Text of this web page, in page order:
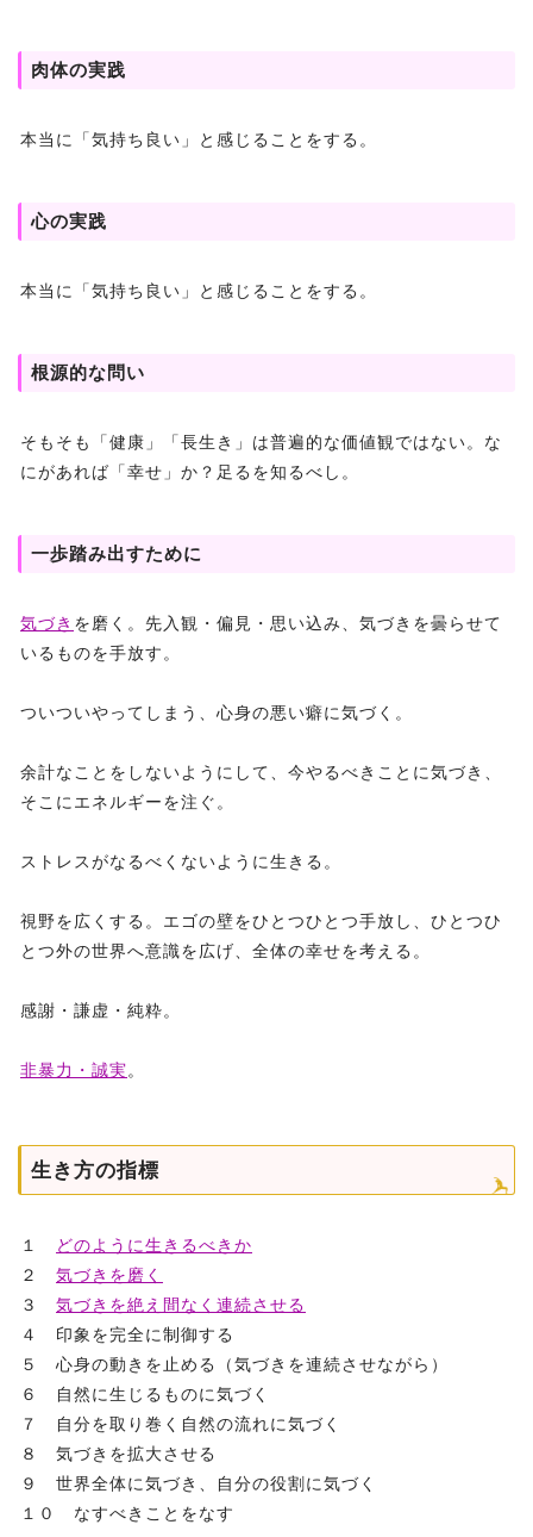
肉体の実践
本当に「気持ち良い」と感じることをする。
心の実践
本当に「気持ち良い」と感じることをする。
根源的な問い
そもそも「健康」「長生き」は普遍的な価値観ではない。な
にがあれば「幸せ」か？足るを知るべし。
一歩踏み出すために
気づき を磨く。先入観・偏見・思い込み、気づきを曇らせて
いるものを手放す。
ついついやってしまう、心身の悪い癖に気づく。
余計なことをしないようにして、今やるべきことに気づき、
そこにエネルギーを注ぐ。
ストレスがなるべくないように生きる。
視野を広くする。エゴの壁をひとつひとつ手放し、ひとつひ
とつ外の世界へ意識を広げ、全体の幸せを考える。
感謝・謙虚・純粋。
非暴力・誠実。
生き方の指標
１
どのように生きるべきか
２ 気づきを磨く
３ 気づきを絶え間なく連続させる
４ 印象を完全に制御する
５ 心身の動きを止める（気づきを連続させながら）
６ 自然に生じるものに気づく
７ 自分を取り巻く自然の流れに気づく
８ 気づきを拡大させる
９ 世界全体に気づき、自分の役割に気づく
１０ なすべきことをなす